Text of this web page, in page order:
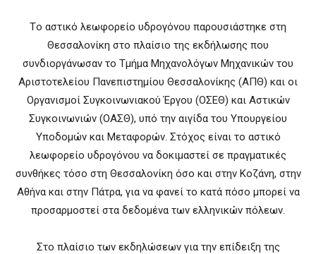
Tο αστικό λεωφορείο υδρογόνου παρουσιάστηκε στη
Θεσσαλονίκη στο πλαίσιο της εκδήλωσης που
συνδιοργάνωσαν το Τμήμα Μηχανολόγων Μηχανικών του
Αριστοτελείου Πανεπιστημίου Θεσσαλονίκης (ΑΠΘ) και οι
Οργανισμοί Συγκοινωνιακού Έργου (ΟΣΕΘ) και Αστικών
Συγκοινωνιών (ΟΑΣΘ), υπό την αιγίδα του Yπουργείου
Υποδομών και Μεταφορών. Στόχος είναι το αστικό
λεωφορείο υδρογόνου να δοκιμαστεί σε πραγματικές
συνθήκες τόσο στη Θεσσαλονίκη όσο και στην Κοζάνη, στην
Αθήνα και στην Πάτρα, για να φανεί το κατά πόσο μπορεί να
προσαρμοστεί στα δεδομένα των ελληνικών πόλεων.
Στο πλαίσιο των εκδηλώσεων για την επίδειξη της